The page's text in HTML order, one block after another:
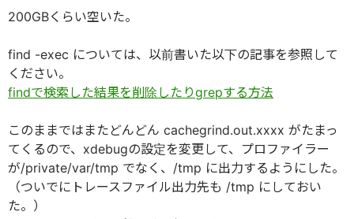
200GBくらい空いた。
find -exec については、以前書いた以下の記事を参照して
ください。
findで検索した結果を削除したりgrepする方法
このままではまたどんどん cachegrind.out.xxxx がたまっ
てくるので、xdebugの設定を変更して、プロファイラー
が/private/var/tmp でなく、/tmp に出力するようにした。
（ついでにトレースファイル出力先も /tmp にしておい
た。）